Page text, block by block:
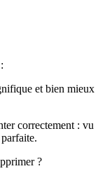
et bien mieux
correctement : vu
?